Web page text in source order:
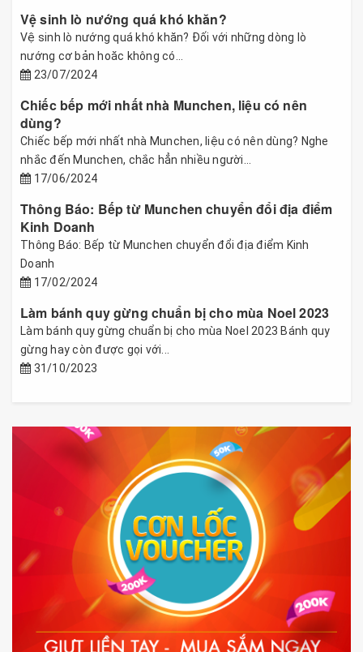
Vệ sinh lò nướng quá khó khăn?
Vệ sinh lò nướng quá khó khăn? Đối với những dòng lò
nướng cơ bản hoăc không có...
23/07/2024
Chiếc bếp mới nhất nhà Munchen, liệu có nên
dùng?
Chiếc bếp mới nhất nhà Munchen, liệu có nên dùng? Nghe
nhắc đến Munchen, chắc hẳn nhiều người...
17/06/2024
Thông Báo: Bếp từ Munchen chuyển đổi địa điểm
Kinh Doanh
Thông Báo: Bếp từ Munchen chuyển đổi địa điểm Kinh
Doanh
17/02/2024
Làm bánh quy gừng chuẩn bị cho mùa Noel 2023
Làm bánh quy gừng chuẩn bị cho mùa Noel 2023 Bánh quy
gừng hay còn được gọi với...
31/10/2023